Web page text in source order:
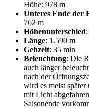
Höhe: 978 m
Unteres Ende der
762 m
Höhenunterschied
Länge: 1.590 m
Gehzeit: 35 min
Beleuchtung: Die
auch länger
nach der
wird es meist später
mit Licht
Saisonende